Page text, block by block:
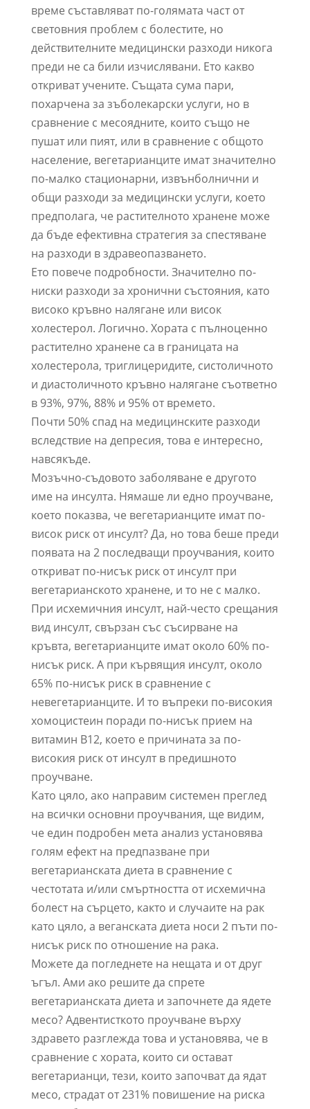
време съставляват по-голямата част от
световния проблем с болестите, но
действителните медицински разходи никога
преди не са били изчислявани. Ето какво
откриват учените. Същата сума пари,
похарчена за зъболекарски услуги, но в
сравнение с месоядните, които също не
пушат или пият, или в сравнение с общото
население, вегетарианците имат значително
по-малко стационарни, извънболнични и
общи разходи за медицински услуги, което
предполага, че растителното хранене може
да бъде ефективна стратегия за спестяване
на разходи в здравеопазването.
Ето повече подробности. Значително по-
ниски разходи за хронични състояния, като
високо кръвно налягане или висок
холестерол. Логично. Хората с пълноценно
растително хранене са в границата на
холестерола, триглицеридите, систоличното
и диастоличното кръвно налягане съответно
в 93%, 97%, 88% и 95% от времето.
Почти 50% спад на медицинските разходи
вследствие на депресия, това е интересно,
навсякъде.
Мозъчно-съдовото заболяване е другото
име на инсулта. Нямаше ли едно проучване,
което показва, че вегетарианците имат по-
висок риск от инсулт? Да, но това беше преди
появата на 2 последващи проучвания, които
откриват по-нисък риск от инсулт при
вегетарианското хранене, и то не с малко.
При исхемичния инсулт, най-често срещания
вид инсулт, свързан със съсирване на
кръвта, вегетарианците имат около 60% по-
нисък риск. А при кървящия инсулт, около
65% по-нисък риск в сравнение с
невегетарианците. И то въпреки по-високия
хомоцистеин поради по-нисък прием на
витамин B12, което е причината за по-
високия риск от инсулт в предишното
проучване.
Като цяло, ако направим системен преглед
на всички основни проучвания, ще видим,
че един подробен мета анализ установява
голям ефект на предпазване при
вегетарианската диета в сравнение с
честотата и/или смъртността от исхемична
болест на сърцето, както и случаите на рак
като цяло, а веганската диета носи 2 пъти по-
нисък риск по отношение на рака.
Можете да погледнете на нещата и от друг
ъгъл. Ами ако решите да спрете
вегетарианската диета и започнете да ядете
месо? Адвентисткото проучване върху
здравето разглежда това и установява, че в
сравнение с хората, които си остават
вегетарианци, тези, които започват да ядат
месо, страдат от 231% повишение на риска